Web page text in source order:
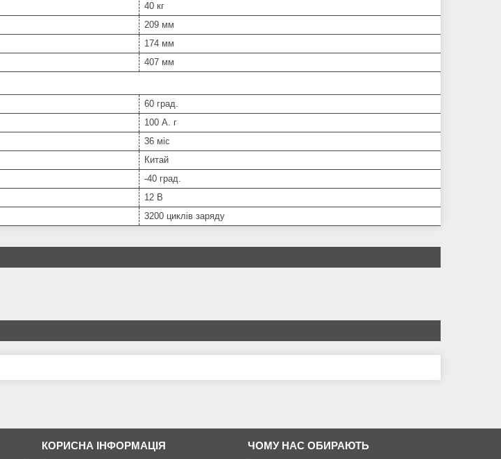
40 кг
209 мм
174 мм
407 мм
60 град.
100 А. г
36 міс
Китай
-40 град.
12 В
3200 циклів заряду
КОРИСНА ІНФОРМАЦІЯ ЧОМУ НАС ОБИРАЮТЬ